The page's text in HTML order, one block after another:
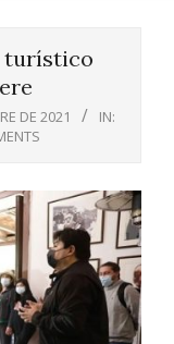
turístico
DE 2021
IN: